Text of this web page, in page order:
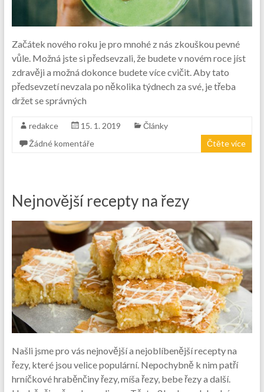
Začátek nového roku je pro mnohé z nás zkouškou pevné
vůle. Možná jste si předsevzali, že budete v novém roce jíst
zdravěji a možná dokonce budete více cvičit. Aby tato
předsevzetí nevzala po několika týdnech za své, je třeba
držet se správných
redakce 15. 1. 2019
Články
Žádné komentáře
Čtěte více
Nejnovější recepty na řezy
Našli jsme pro vás nejnovější a nejoblíbenější recepty na
řezy, které jsou velice populární. Nepochybně k nim patří
hrníčkové hraběnčiny řezy, míša řezy, bebe řezy a další.